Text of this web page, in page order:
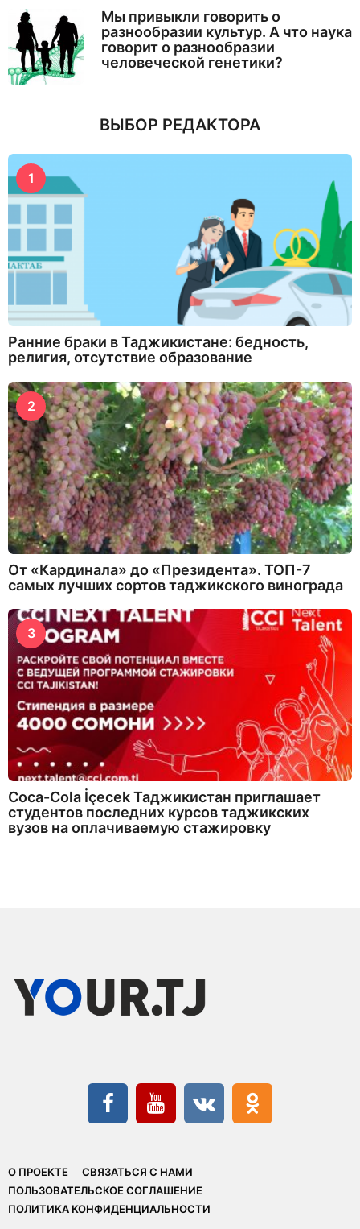
Мы привыкли говорить о
разнообразии культур. А что наука
говорит о разнообразии
человеческой генетики?
ВЫБОР РЕДАКТОРА
1
Ранние браки в Таджикистане: бедность,
религия, отсутствие образование
2
От «Кардинала» до «Президента». ТОП-7
самых лучших сортов таджикского винограда
3
Coca-Cola İçecek Таджикистан приглашает
студентов последних курсов таджикских
вузов на оплачиваемую стажировку
О ПРОЕКТЕ
СВЯЗАТЬСЯ С НАМИ
ПОЛЬЗОВАТЕЛЬСКОЕ СОГЛАШЕНИЕ
ПОЛИТИКА КОНФИДЕНЦИАЛЬНОСТИ